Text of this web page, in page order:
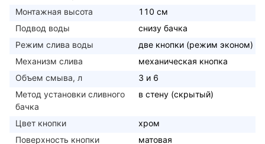
Монтажная высота
110 см
Подвод воды
снизу бачка
Режим слива воды
две кнопки (режим эконом)
Механизм слива
механическая кнопка
Объем смыва, л
3 и 6
Метод установки сливного
бачка
в стену (скрытый)
Цвет кнопки
хром
Поверхность кнопки
матовая